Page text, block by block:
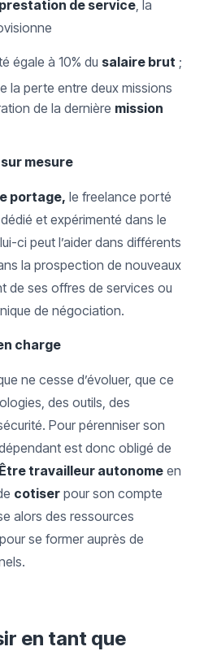
prestation de service, la
égale à 10% du salaire brut ;
la perte entre deux missions
de la dernière mission
mesure
portage, le freelance porté
et expérimenté dans le
ci peut l’aider dans différents
la prospection de nouveaux
de ses offres de services ou
de négociation.
charge
ne cesse d’évoluer, que ce
des outils, des
Pour pérenniser son
est donc obligé de
Être travailleur autonome en
cotiser pour son compte
alors des ressources
se former auprès de
en tant que